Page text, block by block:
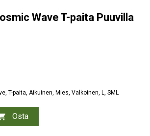
Wave T-paita Puuvilla
T-paita, Aikuinen, Mies, Valkoinen, L, SML
Osta